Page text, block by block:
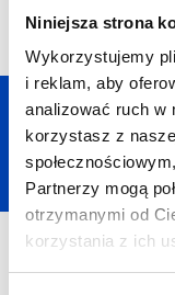
Niniejsza strona
Wykorzystujemy
i reklam, aby
analizować ruch w
korzystasz z
Partnerzy mogą
otrzymanymi od
korzystania z ich
+48 794